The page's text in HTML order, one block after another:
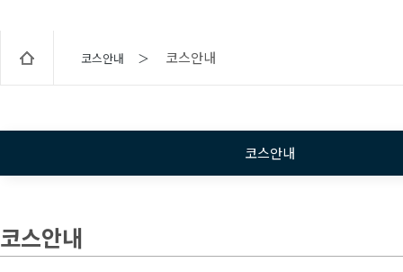
코스안내 ＞ 코스안내
코스안내
코스안내